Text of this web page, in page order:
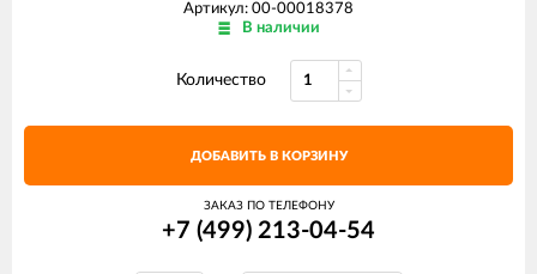
Артикул: 00-00018378
В наличии
Количество
ДОБАВИТЬ В КОРЗИНУ
ЗАКАЗ ПО ТЕЛЕФОНУ
+7 (499) 213-04-54​